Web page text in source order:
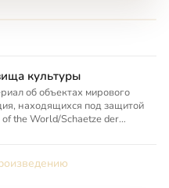
культуры
об объектах мирового
находящихся под защитой
the World/Schaetze der